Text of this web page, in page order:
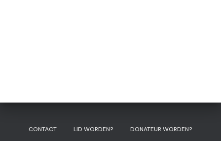
CONTACT LID WORDEN? DONATEUR WORDEN?